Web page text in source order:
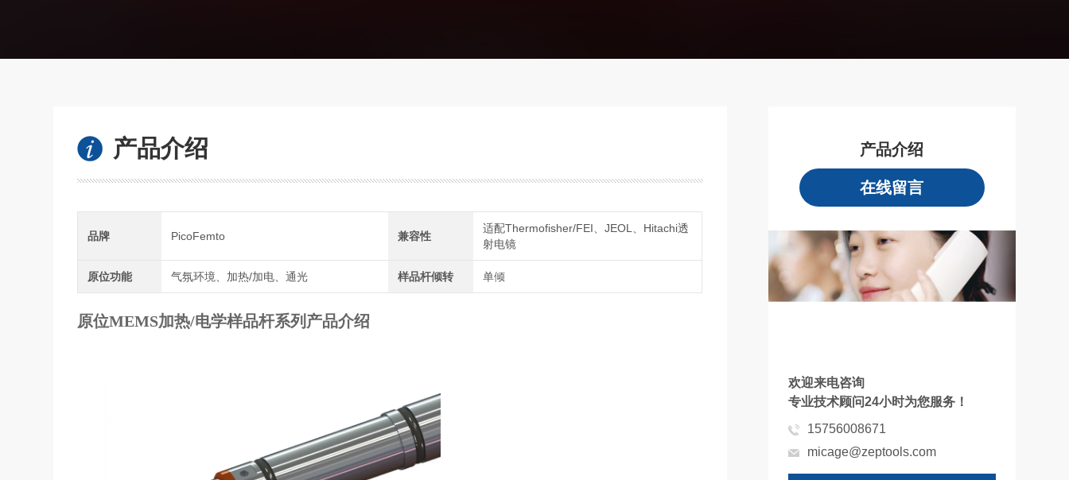
产品介绍
品牌 PicoFemto 兼容性
适配Thermofisher/FEI、JEOL、Hitachi透
射电镜
原位功能 气氛环境、加热/加电、通光 样品杆倾转 单倾
原位MEMS加热/电学样品杆系列 产品介绍
产品介绍
在线留言
欢迎来电咨询
专业技术顾问24小时为您服务！
15756008671
micage@zeptools.com